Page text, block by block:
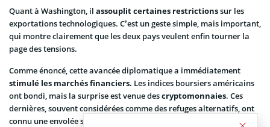
Quant à Washington, il assouplit certaines restrictionssur les
exportations technologiques. C’est un geste simple, mais important,
qui montre clairement que les deux pays veulent enfin tourner la
page des tensions.
Comme énoncé, cette avancée diplomatique a immédiatement
stimulé les marchés financiers. Les indices boursiers américains
ont bondi, mais la surprise est venue descryptomonnaies. Ces
dernières, souvent considérées comme des refuges alternatifs, ont
connu une envolée spectaculaire dès l’annonce de l’accord.